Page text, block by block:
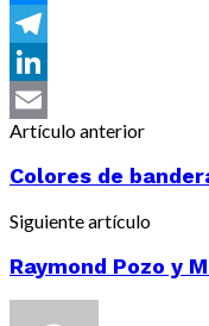
Messenger
Telegram
LinkedIn
Email
Artículo anterior
Colores de
Siguiente artículo
Raymond Pozo y